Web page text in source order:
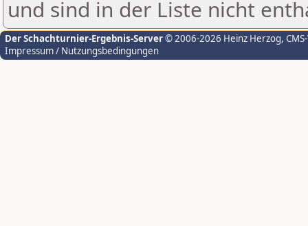
und sind in der Liste nicht
Der Schachturnier-Ergebnis-Server© 2006-2026 Heinz Herzog,
Impressum / Nutzungsbedingungen